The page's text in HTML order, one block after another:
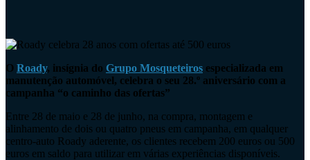
O Roady, insígnia do Grupo Mosqueteiros especializada em
manutenção automóvel, celebra o seu 28.º aniversário com a
campanha “o caminho das ofertas”
Entre 28 de maio e 28 de junho, na compra, montagem e
alinhamento de dois ou quatro pneus em campanha, em qualquer
centro-auto Roady aderente, os clientes recebem 200 euros ou 500
euros em saldo para utilizar em várias experiências disponíveis.